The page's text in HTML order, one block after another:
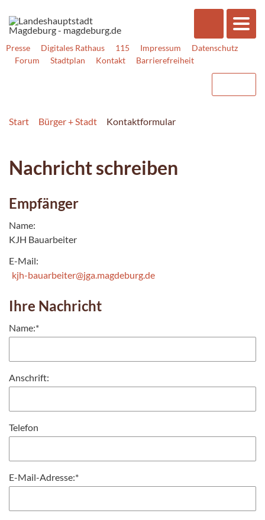
Presse Digitales Rathaus 115 Impressum
Datenschutz
Forum
Stadtplan Kontakt Barrierefreiheit
Start Bürger + Stadt Kontaktformular
Nachricht schreiben
Empfänger
Name:
KJH Bauarbeiter
E-Mail:
kjh-bauarbeiter@jga.magdeburg.de
Ihre Nachricht
Name:*
Anschrift:
Telefon
E-Mail-Adresse:*